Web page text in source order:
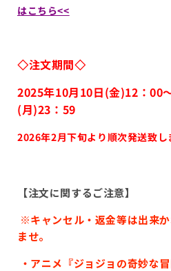
はこちら<<
◇注文期間◇
2025年10月10日(金)12：00
(月)23：59
2026年2月下旬より順次発送致し
【注文に関するご注意】
※キャンセル・返金等は出来
ませ。
・アニメ『ジョジョの奇妙な